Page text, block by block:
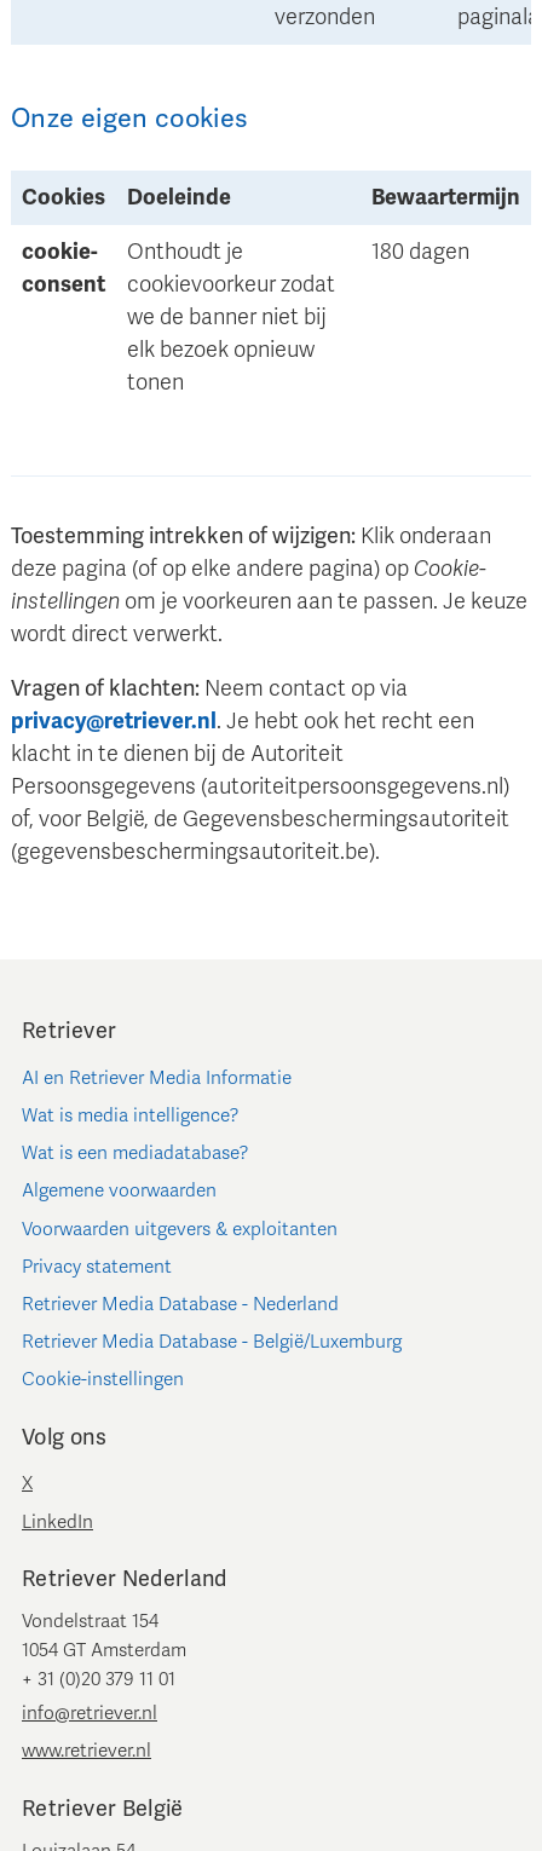
verzonden
Onze eigen cookies
Cookies Doeleinde Bewaartermijn
cookie-
consent
Onthoudt je
cookievoorkeur zodat
we de banner niet bij
elk bezoek opnieuw
tonen
180 dagen
Toestemming intrekken of wijzigen: Klik onderaan
deze pagina (of op elke andere pagina) op Cookie-
instellingen om je voorkeuren aan te passen. Je keuze
wordt direct verwerkt.
Vragen of klachten: Neem contact op via
privacy@retriever.nl . Je hebt ook het recht een
klacht in te dienen bij de Autoriteit
Persoonsgegevens (autoriteitpersoonsgegevens.nl)
of, voor België, de Gegevensbeschermingsautoriteit
(gegevensbeschermingsautoriteit.be).
Retriever
AI en Retriever Media Informatie
Wat is media intelligence?
Wat is een mediadatabase?
Algemene voorwaarden
Voorwaarden uitgevers & exploitanten
Privacy statement
Retriever Media Database - Nederland
Retriever Media Database - België/Luxemburg
Cookie-instellingen
Volg ons
X
LinkedIn
Retriever Nederland
Vondelstraat 154
1054 GT Amsterdam
+ 31 (0)20 379 11 01
info@retriever.nl
www.retriever.nl
Retriever België